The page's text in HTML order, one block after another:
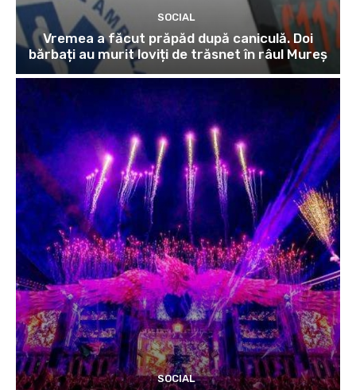
SOCIAL
Vremea a făcut prăpăd după caniculă. Doi
bărbați au murit loviți de trăsnet în râul Mureș
SOCIAL